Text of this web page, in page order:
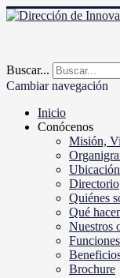
Buscar...
Cambiar navegación
Inicio
Conócenos
Misión,
Ubicación
Directorio
Quiénes
Qué
Nuestros
Funciones
Brochure